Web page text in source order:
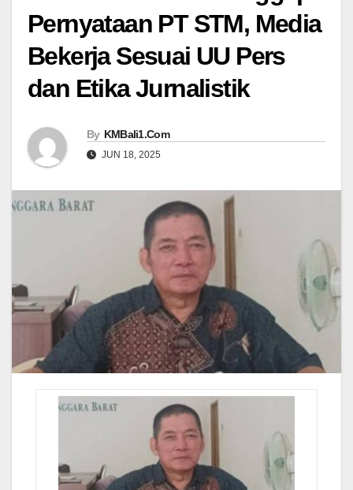
Pernyataan PT STM, Media
Bekerja Sesuai UU Pers
dan Etika Jurnalistik
By KMBali1.Com
JUN 18, 2025